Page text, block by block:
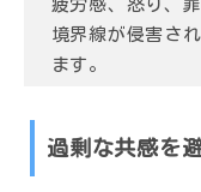
疲労感、怒り、
境界線が侵害さ
ます。
過剰な共感を